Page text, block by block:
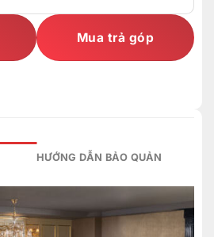
Mua trả góp
HƯỚNG DẪN BẢO QUẢN